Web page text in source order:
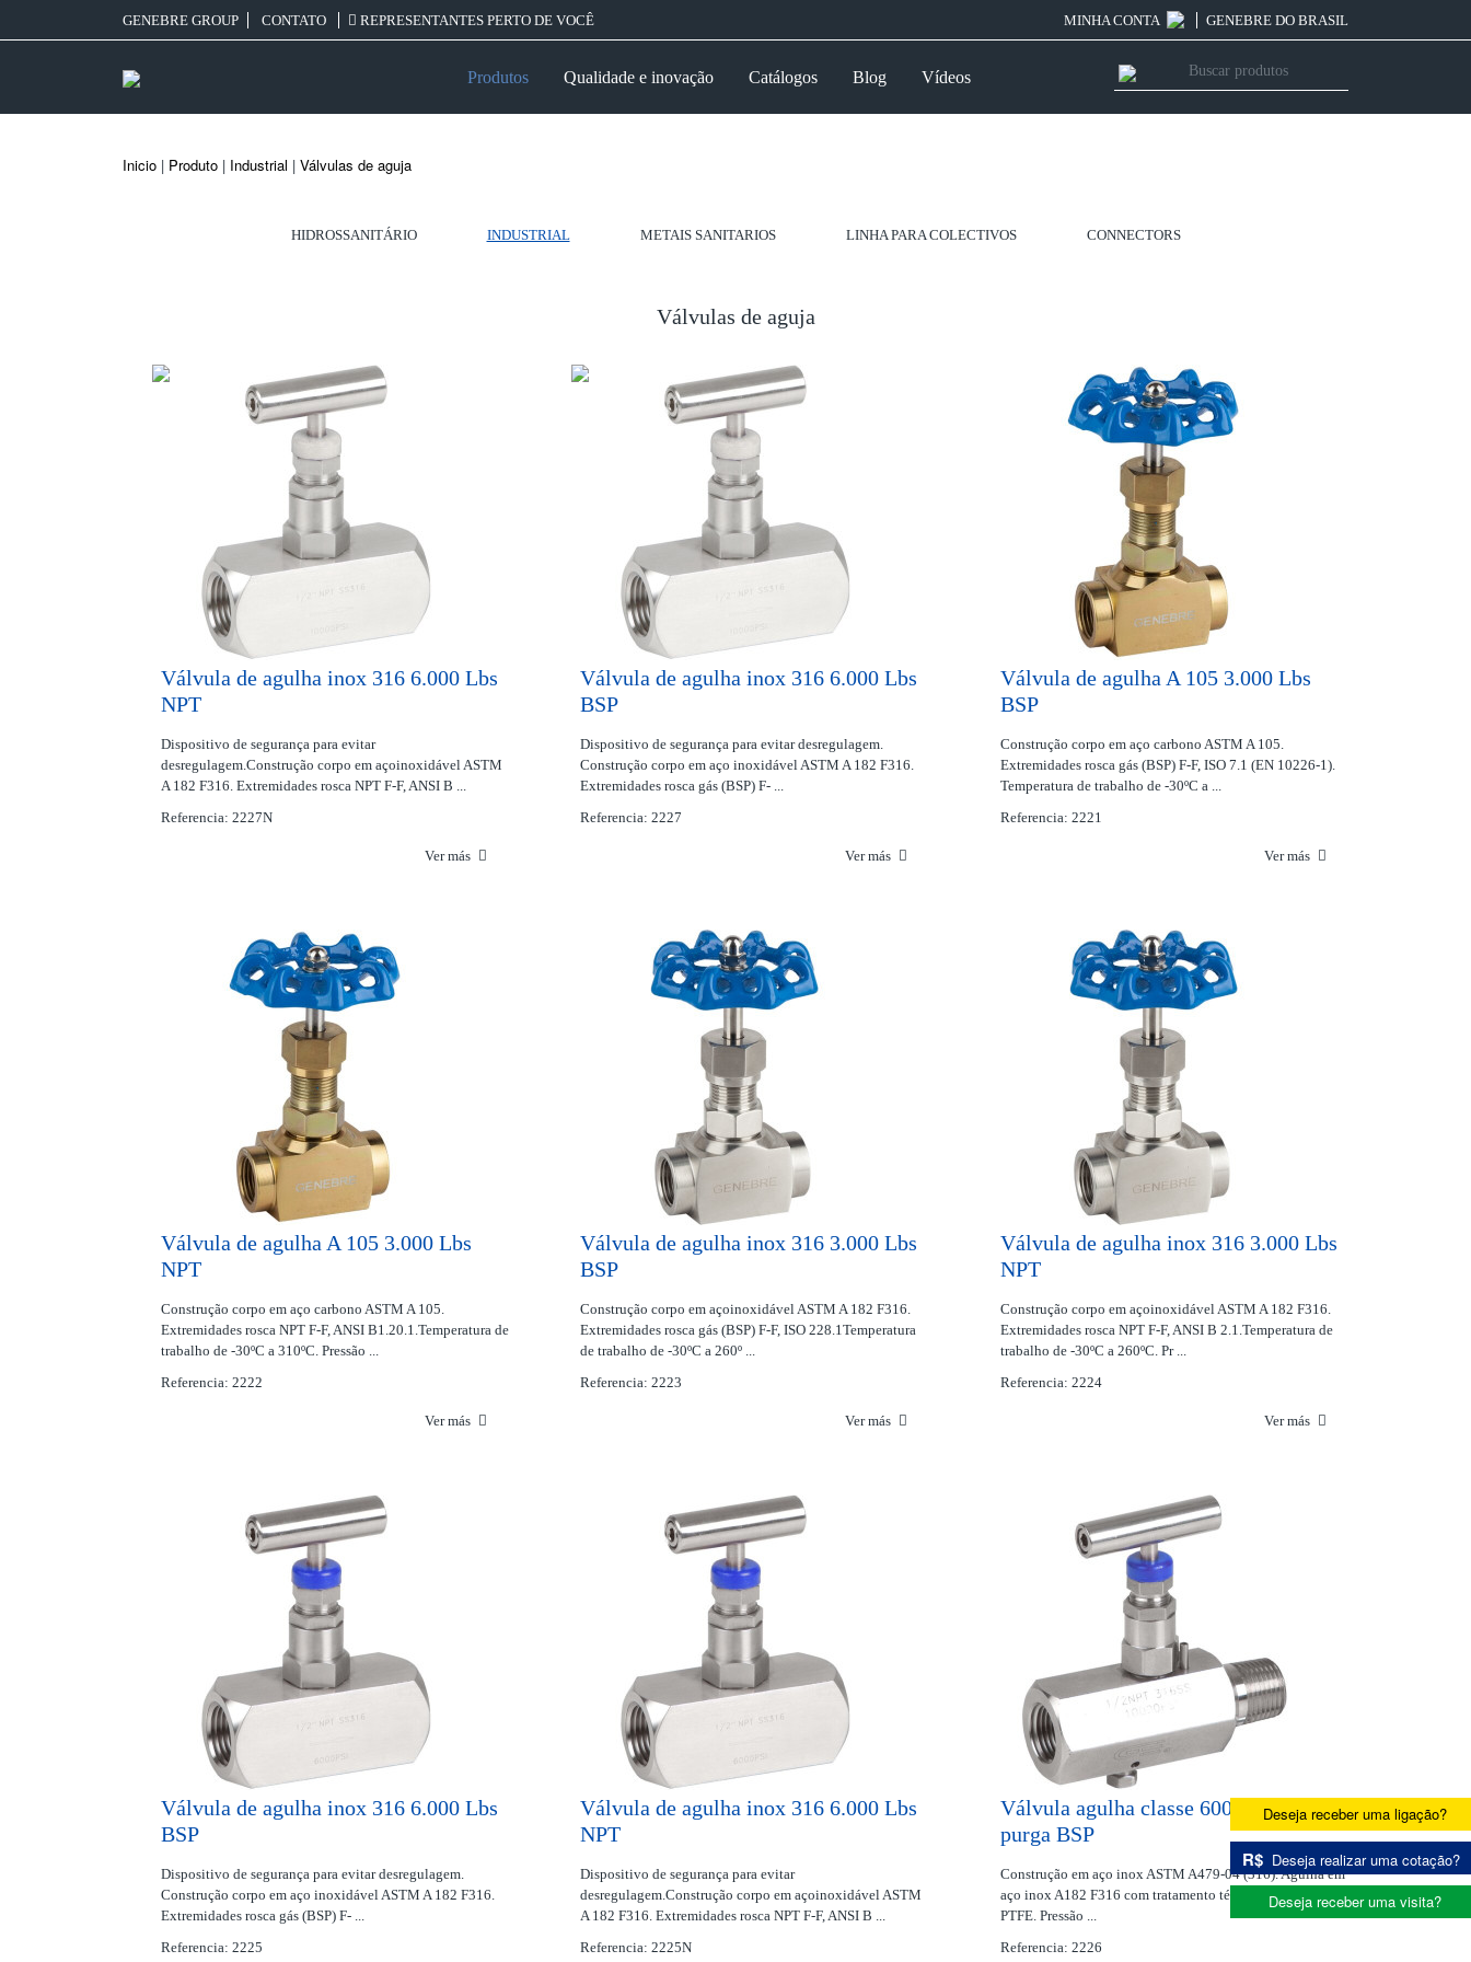
GENEBRE GROUP CONTATO REPRESENTANTES PERTO DE VOCÊ MINHA CONTA GENEBRE DO BRASIL
Produtos Qualidade e inovação Catálogos Blog Vídeos
Inicio | Produto | Industrial | Válvulas de aguja
HIDROSSANITÁRIO INDUSTRIAL METAIS SANITARIOS LINHA PARA COLECTIVOS CONNECTORS
Válvulas de aguja
Válvula de agulha inox 316 6.000 Lbs
NPT
Dispositivo de segurança para evitar
desregulagem.Construção corpo em açoinoxidável ASTM
A 182 F316. Extremidades rosca NPT F-F, ANSI B ...
Referencia: 2227N
Ver más
Válvula de agulha inox 316 6.000 Lbs
BSP
Dispositivo de segurança para evitar desregulagem.
Construção corpo em aço inoxidável ASTM A 182 F316.
Extremidades rosca gás (BSP) F- ...
Referencia: 2227
Ver más
Válvula de agulha A 105 3.000 Lbs
BSP
Construção corpo em aço carbono ASTM A 105.
Extremidades rosca gás (BSP) F-F, ISO 7.1 (EN 10226-1).
Temperatura de trabalho de -30ºC a ...
Referencia: 2221
Ver más
Válvula de agulha A 105 3.000 Lbs
NPT
Construção corpo em aço carbono ASTM A 105.
Extremidades rosca NPT F-F, ANSI B1.20.1.Temperatura de
trabalho de -30ºC a 310ºC. Pressão ...
Referencia: 2222
Ver más
Válvula de agulha inox 316 3.000 Lbs
BSP
Construção corpo em açoinoxidável ASTM A 182 F316.
Extremidades rosca gás (BSP) F-F, ISO 228.1Temperatura
de trabalho de -30ºC a 260º ...
Referencia: 2223
Ver más
Válvula de agulha inox 316 3.000 Lbs
NPT
Construção corpo em açoinoxidável ASTM A 182 F316.
Extremidades rosca NPT F-F, ANSI B 2.1.Temperatura de
trabalho de -30ºC a 260ºC. Pr ...
Referencia: 2224
Ver más
Válvula de agulha inox 316 6.000 Lbs
BSP
Dispositivo de segurança para evitar desregulagem.
Construção corpo em aço inoxidável ASTM A 182 F316.
Extremidades rosca gás (BSP) F- ...
Referencia: 2225
Válvula de agulha inox 316 6.000 Lbs
NPT
Dispositivo de segurança para evitar
desregulagem.Construção corpo em açoinoxidável ASTM
A 182 F316. Extremidades rosca NPT F-F, ANSI B ...
Referencia: 2225N
Válvula agulha classe 6000 lbs com
purga BSP
Construção em aço inox ASTM A479-04 (316). Agulha em
aço inox A182 F316 com tratamento térmico. Vedação em
PTFE. Pressão ...
Referencia: 2226
Deseja receber uma ligação?
R$ Deseja realizar uma cotação?
Deseja receber uma visita?